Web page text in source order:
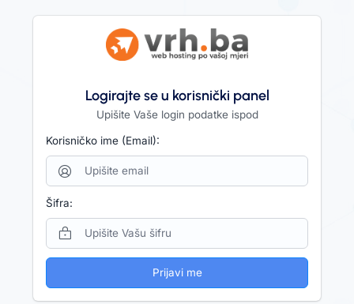
Logirajte se u korisnički panel
Upišite Vaše login podatke ispod
Korisničko ime (Email):
Šifra:
Prijavi me